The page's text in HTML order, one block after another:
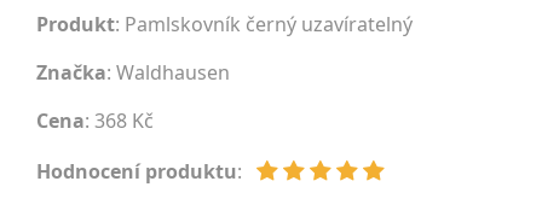
Produkt: Pamlskovník černý uzavíratelný
Značka: Waldhausen
Cena: 368 Kč
Hodnocení produktu: